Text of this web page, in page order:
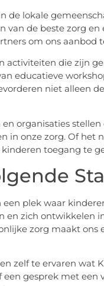
de lokale
van de beste zorg
om ons aanbod
die zijn
educatieve
niet alleen
organisaties
in onze zorg. Of het
toegang te
plek waar
en zich ontwikkelen
zorg maakt ons
zelf te ervaren wat
gesprek met een